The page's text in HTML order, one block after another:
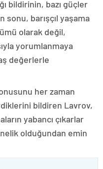
bildirinin, bazı güçler
sonu, barışçıl yaşama
olarak değil,
yorumlanmaya
değerlerle
her zaman
bildiren Lavrov,
yabancı çıkarlar
olduğundan emin